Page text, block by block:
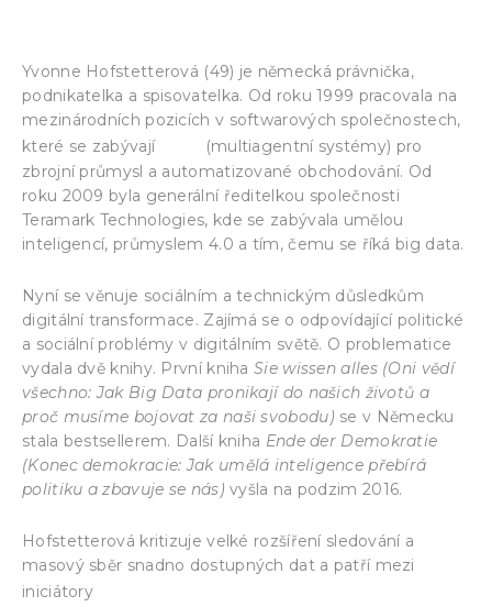
Yvonne Hofstetterová (49) je německá právnička,
podnikatelka a spisovatelka. Od roku 1999 pracovala na
mezinárodních pozicích v softwarových společnostech,
které se zabývají
(multiagentní systémy) pro
zbrojní průmysl a automatizované obchodování. Od
roku 2009 byla generální ředitelkou společnosti
Teramark Technologies, kde se zabývala umělou
inteligencí, průmyslem 4.0 a tím, čemu se říká big data.
Nyní se věnuje sociálním a technickým důsledkům
digitální transformace. Zajímá se o odpovídající politické
a sociální problémy v digitálním světě. O problematice
vydala dvě knihy. První kniha Sie wissen alles (Oni vědí
všechno: Jak Big Data pronikají do našich životů a
proč musíme bojovat za naši svobodu) se v Německu
stala bestsellerem. Další kniha Ende der Demokratie
(Konec demokracie: Jak umělá inteligence přebírá
politiku a zbavuje se nás) vyšla na podzim 2016.
Hofstetterová kritizuje velké rozšíření sledování a
masový sběr snadno dostupných dat a patří mezi
iniciátory